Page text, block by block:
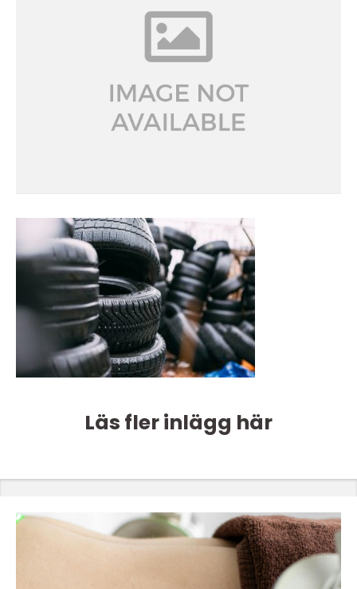
Läs fler inlägg här